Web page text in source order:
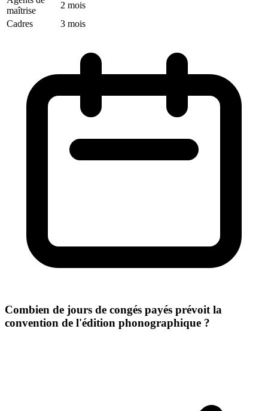
maîtrise
2 mois
Cadres
3 mois
Combien de jours de congés payés prévoit la
convention de l'édition phonographique ?